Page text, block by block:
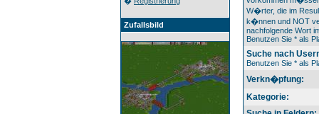
Zufallsbild
W�rter, die im
k�nnen und NOT
nachfolgende Wort
Benutzen Sie * als
Suche nach
Benutzen Sie * als
Verkn�pfung:
Kategorie: